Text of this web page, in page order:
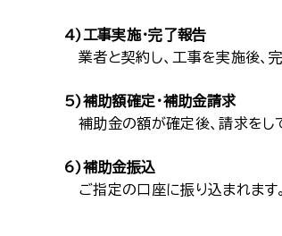
4)工事実施・完了報告
業者と契約し、工事を実施後、
5)補助額確定・補助金請求
補助金の額が確定後、請求をし
6)補助金振込
ご指定の口座に振り込まれます。